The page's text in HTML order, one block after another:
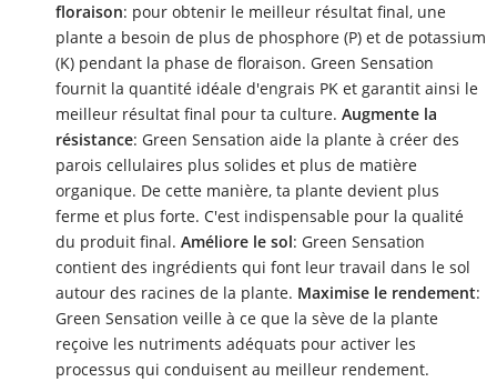
floraison: pour obtenir le meilleur résultat final, une
plante a besoin de plus de phosphore (P) et de potassium
(K) pendant la phase de floraison. Green Sensation
fournit la quantité idéale d'engrais PK et garantit ainsi le
meilleur résultat final pour ta culture. Augmente la
résistance: Green Sensation aide la plante à créer des
parois cellulaires plus solides et plus de matière
organique. De cette manière, ta plante devient plus
ferme et plus forte. C'est indispensable pour la qualité
du produit final. Améliore le sol: Green Sensation
contient des ingrédients qui font leur travail dans le sol
autour des racines de la plante. Maximise le rendement:
Green Sensation veille à ce que la sève de la plante
reçoive les nutriments adéquats pour activer les
processus qui conduisent au meilleur rendement.